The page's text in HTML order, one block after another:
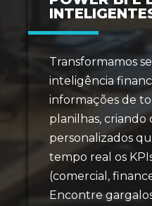
Transformamos
inteligência
informações de
planilhas, criando
personalizados
tempo real os
(comercial,
Encontre